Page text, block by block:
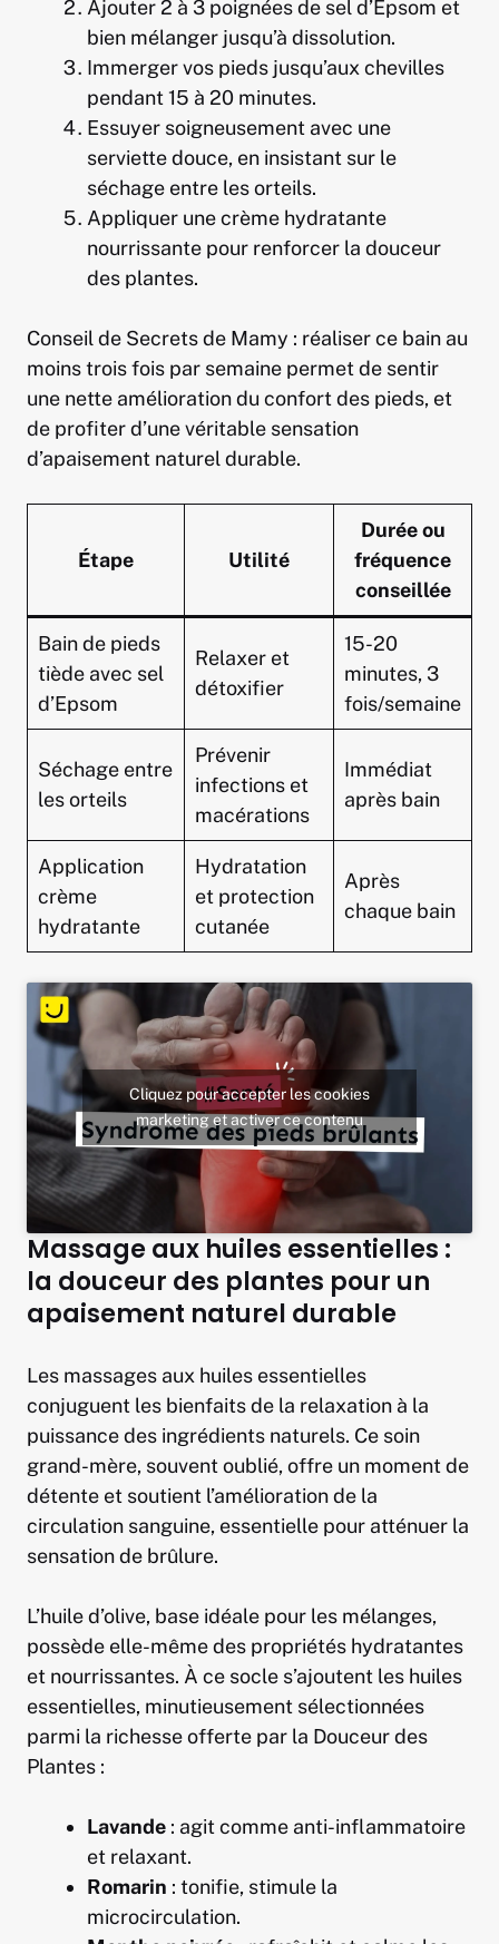
Ajouter 2 à 3 poignées de sel d’Epsom et
bien mélanger jusqu’à dissolution.
Immerger vos pieds jusqu’aux chevilles
pendant 15 à 20 minutes.
Essuyer soigneusement avec une
serviette douce, en insistant sur le
séchage entre les orteils.
Appliquer une crème hydratante
nourrissante pour renforcer la douceur
des plantes.
Conseil de Secrets de Mamy : réaliser ce bain au
moins trois fois par semaine permet de sentir
une nette amélioration du confort des pieds, et
de profiter d’une véritable sensation
d’apaisement naturel durable.
Étape Utilité
Durée ou
fréquence
conseillée
Bain de pieds
tiède avec sel
d’Epsom
Relaxer et
détoxifier
15-20
minutes, 3
fois/semaine
Séchage entre
les orteils
Prévenir
infections et
macérations
Immédiat
après bain
Application
crème
hydratante
Hydratation
et protection
cutanée
Après
chaque bain
Cliquez pour accepter les cookies
marketing et activer ce contenu
Massage aux huiles essentielles :
la douceur des plantes pour un
apaisement naturel durable
Les massages aux huiles essentielles
conjuguent les bienfaits de la relaxation à la
puissance des ingrédients naturels. Ce soin
grand-mère, souvent oublié, offre un moment de
détente et soutient l’amélioration de la
circulation sanguine, essentielle pour atténuer la
sensation de brûlure.
L’huile d’olive, base idéale pour les mélanges,
possède elle-même des propriétés hydratantes
et nourrissantes. À ce socle s’ajoutent les huiles
essentielles, minutieusement sélectionnées
parmi la richesse offerte par la Douceur des
Plantes :
Lavande : agit comme anti-inflammatoire
et relaxant.
Romarin : tonifie, stimule la
microcirculation.